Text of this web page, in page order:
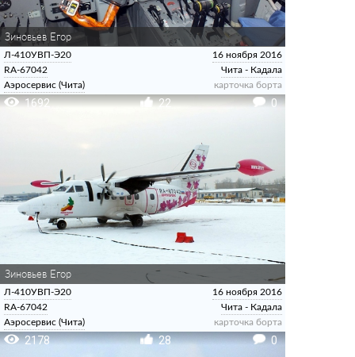
Зиновьев Егор
Л-410УВП-Э20
RA-67042
Аэросервис (Чита)
16 ноября 2016
Чита - Кадала
карточка борта
1692 22 0
Зиновьев Егор
Л-410УВП-Э20
RA-67042
Аэросервис (Чита)
16 ноября 2016
Чита - Кадала
карточка борта
2178 28 0